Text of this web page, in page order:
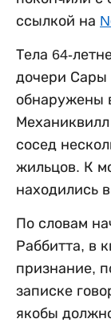
ссылкой на
Тела 64-
дочери Сары
обнаружены
сосед
жильцов. К
находились
По словам
Раббитта, в
признание,
записке
якобы